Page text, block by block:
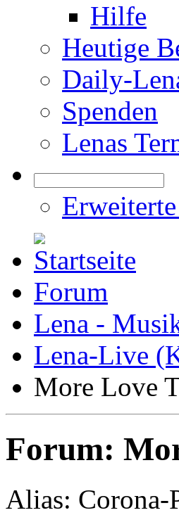
Hilfe
Heutige
Daily-
Spenden
Lenas
Forum
Lena -
Lena-Live
More Love
Forum:
Alias: Corona-